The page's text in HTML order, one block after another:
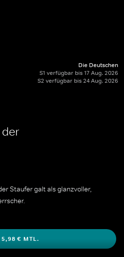
Die Deutschen
S1 verfügbar bis 17 Aug. 2026
S2 verfügbar bis 24 Aug. 2026
Staufer galt als glanzvoller,
5,98 € MTL.